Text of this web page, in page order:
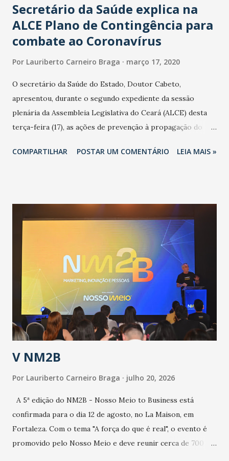
Secretário da Saúde explica na
ALCE Plano de Contingência para
combate ao Coronavírus
Por Lauriberto Carneiro Braga março 17, 2020
O secretário da Saúde do Estado, Doutor Cabeto,
apresentou, durante o segundo expediente da sessão
plenária da Assembleia Legislativa do Ceará (ALCE) desta
terça-feira (17), as ações de prevenção à propagação do
adotadas pelo Governo do Estado na contenção da
população suspeita e de cuidados com os ambientes
públicos e domiciliares. “Nós não estamos vivendo uma
epidemia comum, como temos em todos os anos, com
aumento de casos de dengue, influenza ou H1N1. Trata-se
de uma epidemia com um vírus diferente, com um poder de
contaminação maior que outros coronavírus”, apontou o
secretário. Segundo ele, é uma epidemia com chance de
contaminação alta, podendo gerar um grande risco à
população e ao sistema de saúde. “Precisamos saber fazer a
estratificação do risco da doença, para não so...
COMPARTILHAR POSTAR UM COMENTÁRIO LEIA MAIS »
V NM2B
Por Lauriberto Carneiro Braga julho 20, 2026
A 5ª edição do NM2B - Nosso Meio to Business está
confirmada para o dia 12 de agosto, no La Maison, em
Fortaleza. Com o tema "A força do que é real", o evento é
promovido pelo Nosso Meio e deve reunir cerca de 700